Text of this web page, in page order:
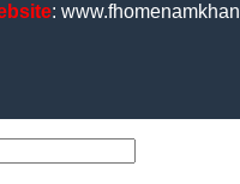
: